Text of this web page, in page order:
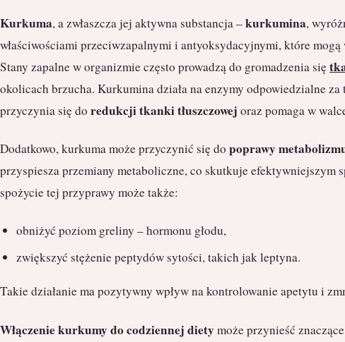
Kurkuma, a zwłaszcza jej aktywna substancja –kurkumina,
właściwościami przeciwzapalnymi i antyoksydacyjnymi, które
Stany zapalne w organizmie często prowadzą do gromadzenia się
okolicach brzucha. Kurkumina działa na enzymy odpowiedzialne za
przyczynia się do redukcji tkanki tłuszczowej oraz pomaga w
Dodatkowo, kurkuma może przyczynić się do poprawy
przyspiesza przemiany metaboliczne, co skutkuje efektywniejszym
spożycie tej przyprawy może także:
obniżyć poziom greliny – hormonu głodu,
zwiększyć stężenie peptydów sytości, takich jak leptyna.
Takie działanie ma pozytywny wpływ na kontrolowanie apetytu i
Włączenie kurkumy do codziennej dietymoże przynieść